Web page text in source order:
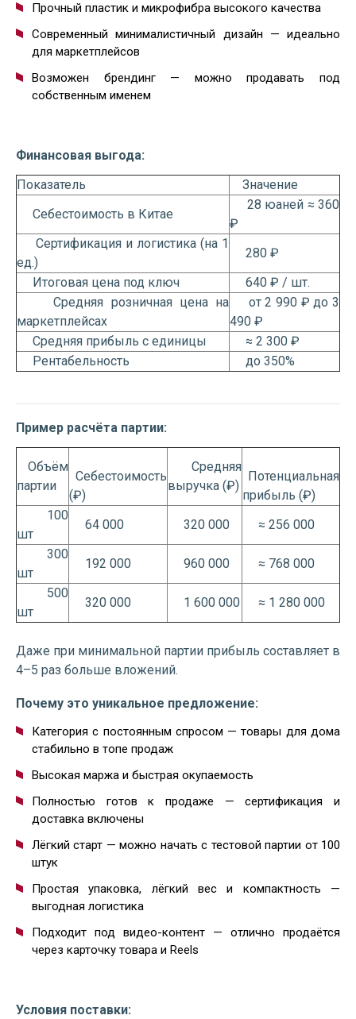
Прочный пластик и микрофибра высокого качества
Современный минималистичный дизайн — идеально
для маркетплейсов
Возможен брендинг — можно продавать под
собственным именем
Финансовая выгода:
Показатель
Значение
Себестоимость в Китае
28 юаней ≈ 360
₽
Сертификация и логистика (на 1
ед.)
280 ₽
Итоговая цена под ключ
640 ₽ / шт.
Средняя розничная цена на
маркетплейсах
от 2 990 ₽ до 3
490 ₽
Средняя прибыль с единицы
≈ 2 300 ₽
Рентабельность
до 350%
Пример расчёта партии:
Объём
партии
Себестоимость
(₽)
Средняя
выручка (₽)
Потенциальная
прибыль (₽)
100
шт
64 000 320 000
≈ 256 000
300
шт
192 000 960 000
≈ 768 000
500
шт
320 000 1 600 000 ≈ 1 280 000
Даже при минимальной партии прибыль составляет в
4–5 раз больше вложений.
Почему это уникальное предложение:
Категория с постоянным спросом — товары для дома
стабильно в топе продаж
Высокая маржа и быстрая окупаемость
Полностью готов к продаже — сертификация и
доставка включены
Лёгкий старт — можно начать с тестовой партии от 100
штук
Простая упаковка, лёгкий вес и компактность —
выгодная логистика
Подходит под видео-контент — отлично продаётся
через карточку товара и Reels
Условия поставки: